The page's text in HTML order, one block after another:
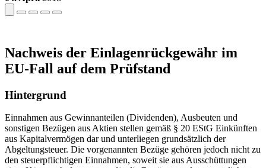
Nachweis der Einlagenrückgewähr im
EU-Fall auf dem Prüfstand
Hintergrund
Einnahmen aus Gewinnanteilen (Dividenden), Ausbeuten und
sonstigen Bezügen aus Aktien stellen gemäß § 20 EStG Einkünften
aus Kapitalvermögen dar und unterliegen grundsätzlich der
Abgeltungsteuer. Die vorgenannten Bezüge gehören jedoch nicht zu
den steuerpflichtigen Einnahmen, soweit sie aus Ausschüttungen